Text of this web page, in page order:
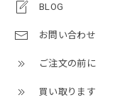
BLOG
お問い合わせ
ご注文の前に
買い取ります